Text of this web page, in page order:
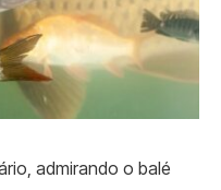
admirando o balé